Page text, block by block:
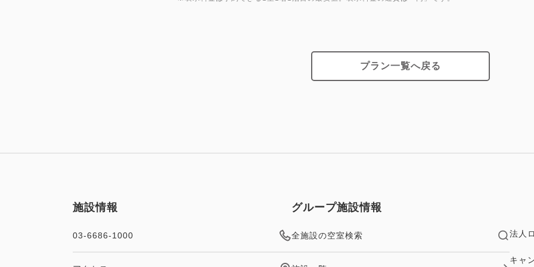
・JR「有楽町駅」銀座口より
・都営浅草線「東銀座駅」A1
・ホテル内駐車場 NPC24H
プラン一覧へ戻る
施設情報
03-6686-1000
グループ施設情報
全施設の空室検索 法人
キャ